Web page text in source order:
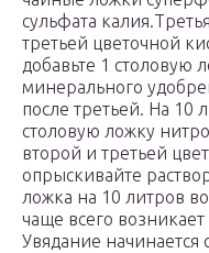
сульфата
третьей цветочной
добавьте 1 столовую
минерального
после третьей. На 10
столовую ложку
второй и третьей
опрыскивайте
ложка на 10 литров
чаще всего
Увядание начинается